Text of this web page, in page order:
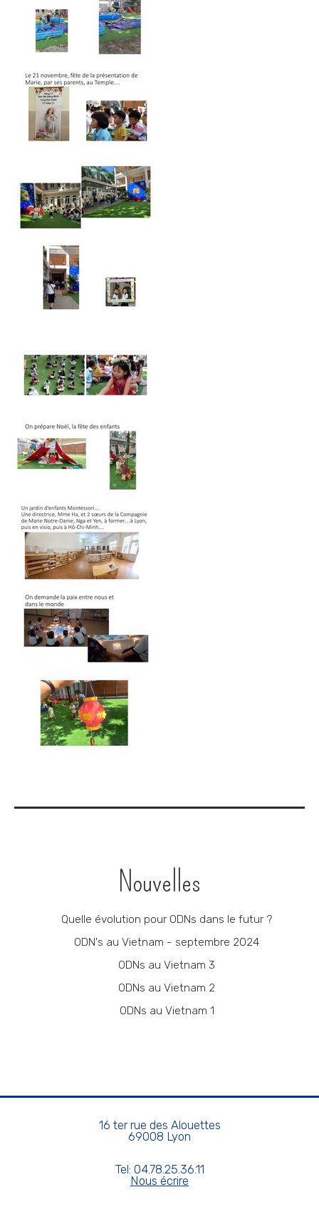
Nouvelles
Quelle évolution pour ODNs dans le futur ?
ODN's au Vietnam - septembre 2024
ODNs au Vietnam 3
ODNs au Vietnam 2
ODNs au Vietnam 1
16 ter rue des Alouettes
69008 Lyon
Tel: 04.78.25.36.11
Nous écrire